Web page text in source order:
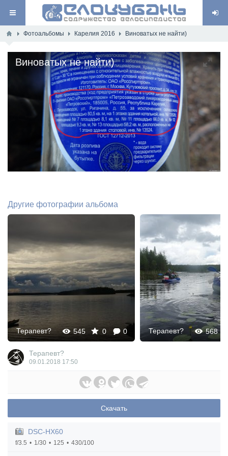
Фотоальбомы Карелия 2016 Виноватых не найти)
Виноватых не найти)
Другие фотографии альбома
545 0 0
Терапевт? 568
Терапевт?
Терапевт?
09.01.2018 17:50
Скачать
DSC-HX60
f/3.5 1/30 125 430/100